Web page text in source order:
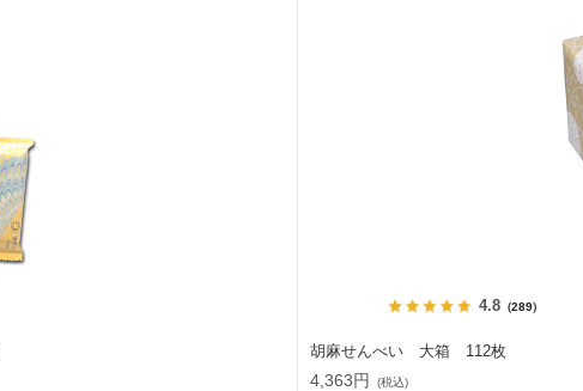
4.8（289）
胡麻せんべい 大箱 112枚
4,363円 (税込)